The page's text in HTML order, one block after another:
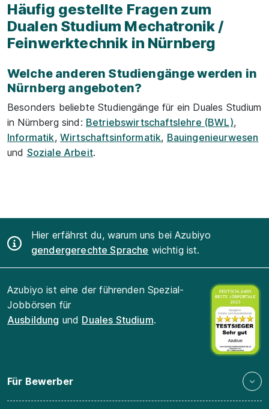
Häufig gestellte Fragen zum
Dualen Studium Mechatronik /
Feinwerktechnik in Nürnberg
Welche anderen Studiengänge werden in
Nürnberg angeboten?
Besonders beliebte Studiengänge für ein Duales Studium
in Nürnberg sind: Betriebswirtschaftslehre (BWL),
Informatik, Wirtschaftsinformatik, Bauingenieurwesen
und Soziale Arbeit.
Hier erfährst du, warum uns bei Azubiyo
gendergerechte Sprache wichtig ist.
Azubiyo ist eine der führenden Spezial-
Jobbörsen für
Ausbildung und Duales Studium.
Für Bewerber